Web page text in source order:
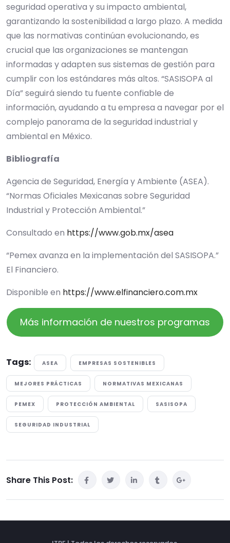
seguridad operativa y su impacto ambiental,
garantizando la sostenibilidad a largo plazo. A medida
que las normativas continúan evolucionando, es
crucial que las organizaciones se mantengan
informadas y adapten sus sistemas de gestión para
cumplir con los estándares más altos. “SASISOPA al
Día” seguirá siendo tu fuente confiable de
información, ayudando a tu empresa a navegar por el
complejo panorama de la seguridad industrial y
ambiental en México.
Bibliografía
Agencia de Seguridad, Energía y Ambiente (ASEA).
“Normas Oficiales Mexicanas sobre Seguridad
Industrial y Protección Ambiental.”
Consultado en https://www.gob.mx/asea
“Pemex avanza en la implementación del SASISOPA.”
El Financiero.
Disponible en https://www.elfinanciero.com.mx
Más información de nuestros programas
Tags: ASEA EMPRESAS SOSTENIBLES
MEJORES PRÁCTICAS NORMATIVAS MEXICANAS
PEMEX PROTECCIÓN AMBIENTAL SASISOPA
SEGURIDAD INDUSTRIAL
Share This Post: